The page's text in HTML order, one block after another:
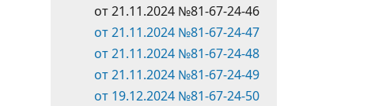
от 21.11.2024 №81-67-24-46
от 21.11.2024 №81-67-24-47
от 21.11.2024 №81-67-24-48
от 21.11.2024 №81-67-24-49
от 19.12.2024 №81-67-24-50